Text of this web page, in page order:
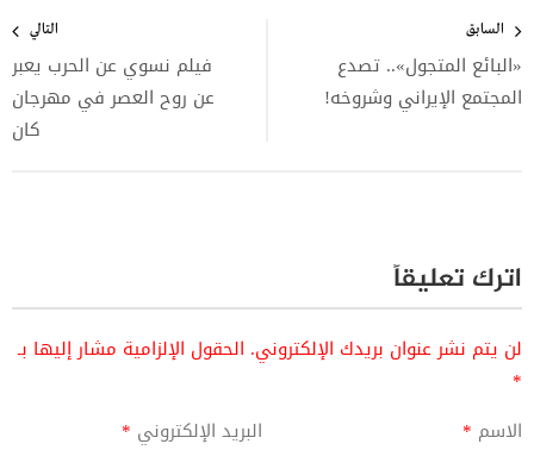
المقالات
السابق
«البائع المتجول».. تصدع
المجتمع الإيراني وشروخه!
التالي
فيلم نسوي عن الحرب يعبر
عن روح العصر في مهرجان
كان
اترك تعليقاً
لن يتم نشر عنوان بريدك الإلكتروني. الحقول الإلزامية مشار إليها بـ
*
الاسم * البريد الإلكتروني *